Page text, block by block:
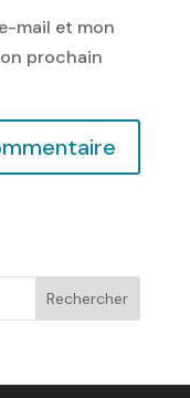
mail et mon
prochain